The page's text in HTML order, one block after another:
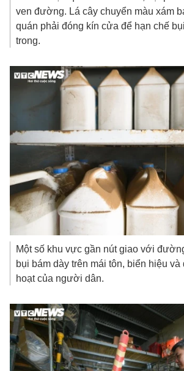
Một số khu vực gần nút giao với
bụi bám dày trên mái tôn, biển hiệu và
hoạt của người dân.